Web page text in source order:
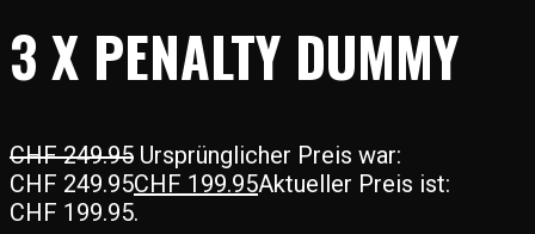
3 X PENALTY DUMMY
CHF249.95 Ursprünglicher Preis war:
CHF 249.95CHF 199.95Aktueller Preis ist:
CHF 199.95.